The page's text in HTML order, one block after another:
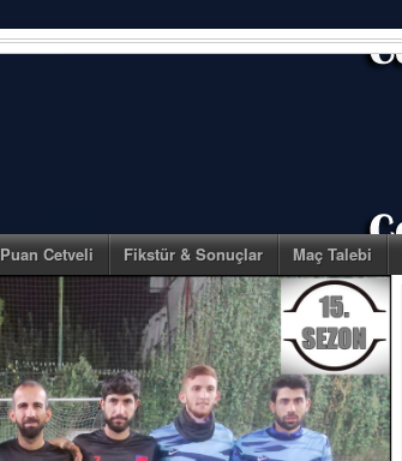
Puan Cetveli Fikstür & Sonuçlar Maç Talebi